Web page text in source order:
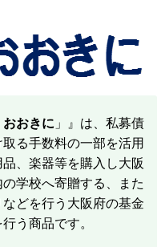
おおきに 」』は、私募債
る手数料の一部を活用
、楽器等を購入し大阪
学校へ寄贈する、また
どを行う大阪府の基金
う商品です。